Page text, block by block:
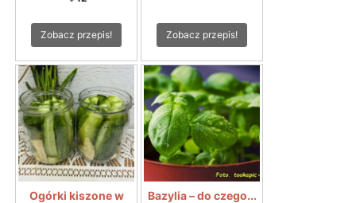
Zobacz przepis! Zobacz przepis!
Ogórki kiszone w
Bazylia – do czego...